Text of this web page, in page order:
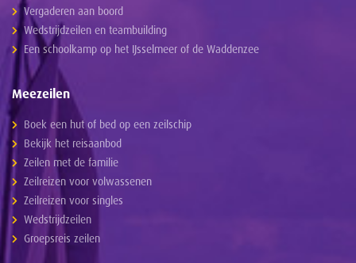
Vergaderen aan boord
Wedstrijdzeilen en teambuilding
Een schoolkamp op het IJsselmeer of de Waddenzee
Meezeilen
Boek een hut of bed op een zeilschip
Bekijk het reisaanbod
Zeilen met de familie
Zeilreizen voor volwassenen
Zeilreizen voor singles
Wedstrijdzeilen
Groepsreis zeilen